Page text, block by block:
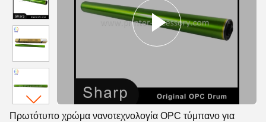
Πρωτότυπο χρώμα νανοτεχνολογία OPC τύμπανο για